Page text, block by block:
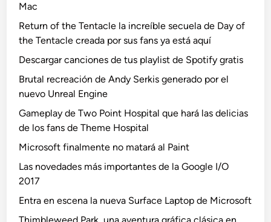
Mac
Return of the Tentacle la increíble secuela de Day of
the Tentacle creada por sus fans ya está aquí
Descargar canciones de tus playlist de Spotify gratis
Brutal recreación de Andy Serkis generado por el
nuevo Unreal Engine
Gameplay de Two Point Hospital que hará las delicias
de los fans de Theme Hospital
Microsoft finalmente no matará al Paint
Las novedades más importantes de la Google I/O
2017
Entra en escena la nueva Surface Laptop de Microsoft